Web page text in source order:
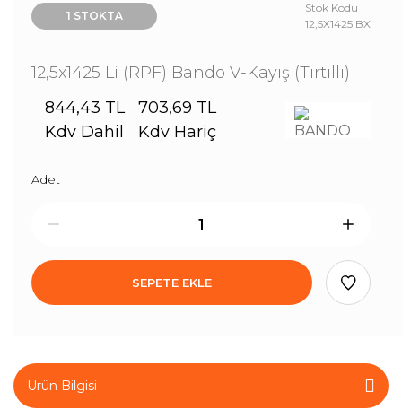
1 STOKTA
Stok Kodu
12,5X1425 BX
12,5x1425 Li (RPF) Bando V-Kayış (Tırtıllı)
844,43 TL
Kdv Dahil
703,69 TL
Kdv Hariç
Adet
SEPETE EKLE
Ürün Bilgisi